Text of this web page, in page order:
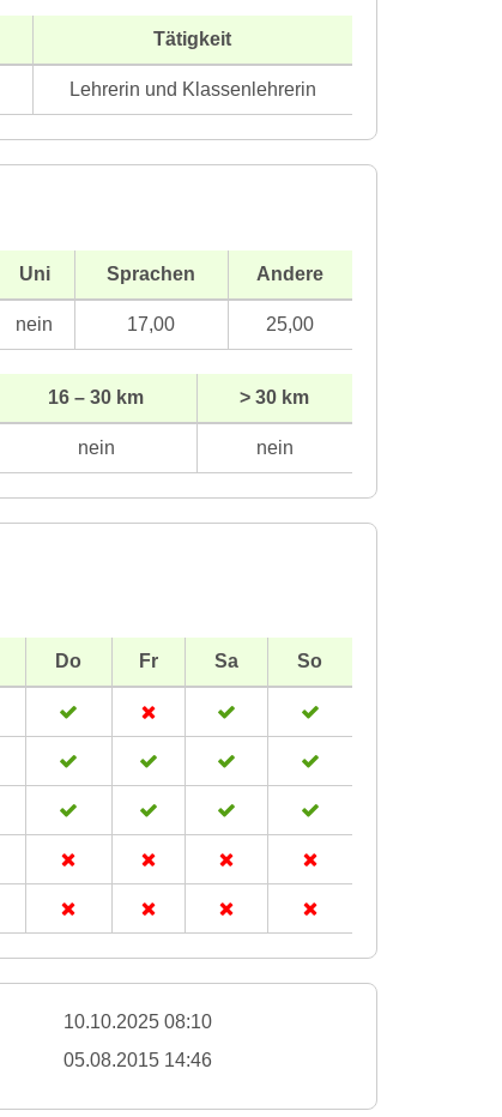
Tätigkeit
Lehrerin und Klassenlehrerin
Uni Sprachen Andere
nein 17,00 25,00
16 – 30 km > 30 km
nein nein
Do Fr Sa So
10.10.2025 08:10
05.08.2015 14:46